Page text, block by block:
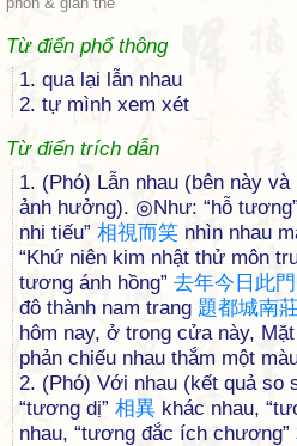
Từ điển phổ thông
1. qua lại lẫn nhau
2. tự mình xem xét
Từ điển trích dẫn
1. (Phó) Lẫn nhau (bên này
ảnh hưởng). ◎Như: “hỗ tương”
nhi tiếu” 相視而笑 nhìn nhau
“Khứ niên kim nhật thử môn
tương ánh hồng” 去年今 日 此門
đô thành nam trang 題都城南
hôm nay, ở trong cửa này,
phản chiếu nhau thắm một
2. (Phó) Với nhau (kết quả so
“tương dị” 相異 khác nhau,
nhau, “tương đắc ích chương”